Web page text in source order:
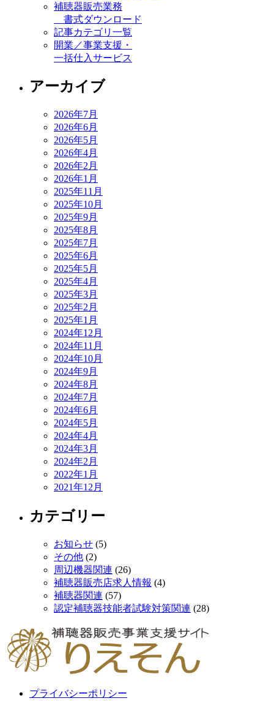
補聴器販売業務
書式ダウンロード
記事カテゴリ一覧
開業／事業支援・
一括仕入サービス
アーカイブ
2026年7月
2026年6月
2026年5月
2026年4月
2026年2月
2026年1月
2025年11月
2025年10月
2025年9月
2025年8月
2025年7月
2025年6月
2025年5月
2025年4月
2025年3月
2025年2月
2025年1月
2024年12月
2024年11月
2024年10月
2024年9月
2024年8月
2024年7月
2024年6月
2024年5月
2024年4月
2024年3月
2024年2月
2022年1月
2021年12月
カテゴリー
お知らせ (5)
その他 (2)
周辺機器関連 (26)
補聴器販売店求人情報 (4)
補聴器関連 (57)
認定補聴器技能者試験対策関連 (28)
プライバシーポリシー